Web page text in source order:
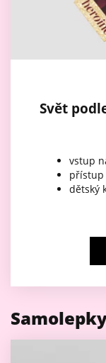
Svět
vstup
přístup
dětský